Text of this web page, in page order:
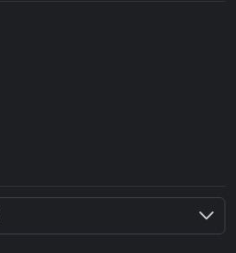
CD Key?
Games CD Key?
CD Key?
Connect CD Key?
App CD Key?